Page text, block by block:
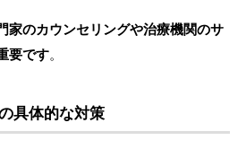
家のカウンセリングや治療機関のサ
要です。
具体的な対策